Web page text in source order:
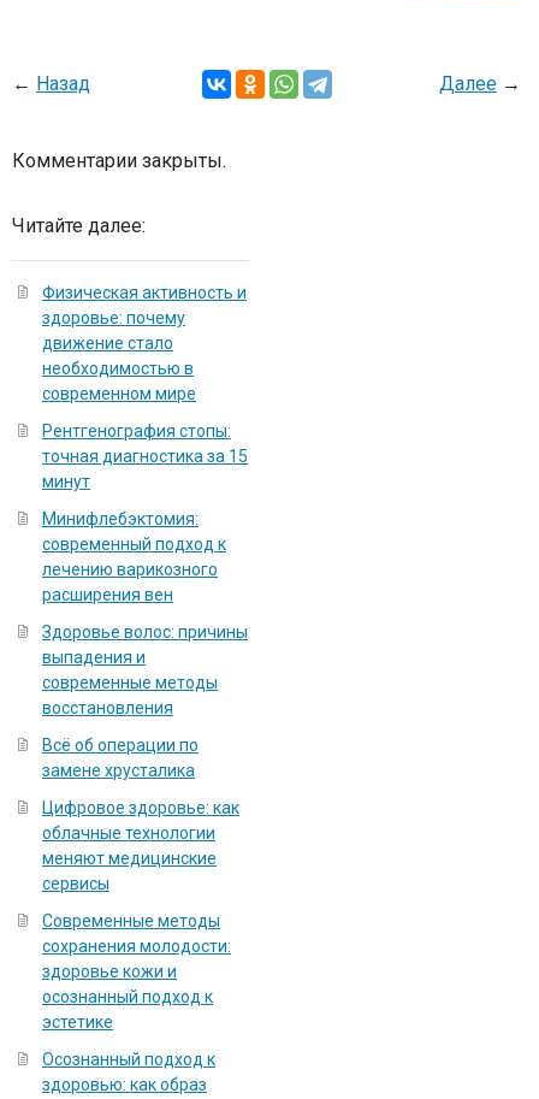
← Назад Далее →
Комментарии закрыты.
Читайте далее:
Физическая активность и
здоровье: почему
движение стало
необходимостью в
современном мире
Рентгенография стопы:
точная диагностика за 15
минут
Минифлебэктомия:
современный подход к
лечению варикозного
расширения вен
Здоровье волос: причины
выпадения и
современные методы
восстановления
Всё об операции по
замене хрусталика
Цифровое здоровье: как
облачные технологии
меняют медицинские
сервисы
Современные методы
сохранения молодости:
здоровье кожи и
осознанный подход к
эстетике
Осознанный подход к
здоровью: как образ